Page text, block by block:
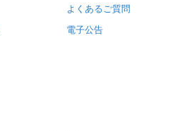
よくあるご質問
電子公告